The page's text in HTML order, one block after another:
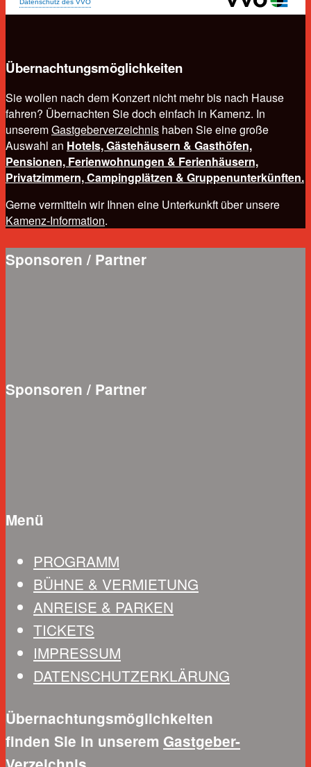
Übernachtungsmöglichkeiten
Sie wollen nach dem Konzert nicht mehr bis nach Hause
fahren? Übernachten Sie doch einfach in Kamenz. In
unseremGastgeberverzeichnis haben Sie eine große
Auswahl an Hotels,Gästehäusern & Gasthöfen,
Pensionen, Ferienwohnungen & Ferienhäusern,
Privatzimmern,Campingplätzen & Gruppenunterkünften.
Gerne vermitteln wir Ihnen eine Unterkunkft über unsere
Kamenz-Information.
Sponsoren / Partner
Sponsoren / Partner
Menü
PROGRAMM
BÜHNE & VERMIETUNG
ANREISE & PARKEN
TICKETS
IMPRESSUM
DATENSCHUTZERKLÄRUNG
Übernachtungsmöglichkeiten
finden Sie in unserem Gastgeber-